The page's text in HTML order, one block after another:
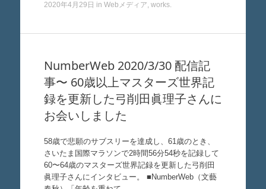
2020年4月29日 in Webメディア, works.
NumberWeb 2020/3/30 配信記
事〜 60歳以上マスターズ世界記
録を更新した弓削田眞理子さんに
お会いしました
58歳で悲願のサブスリーを達成し、61歳のとき、
さいたま国際マラソンで2時間56分54秒を記録して
60〜64歳のマスターズ世界記録を更新した弓削田
眞理子さんにインタビュー。 ■NumberWeb（文藝